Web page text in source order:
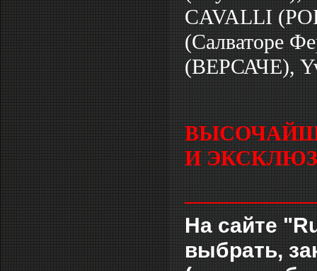
CAVALLI
(Салваторе
(ВЕРСАЧЕ),
И
На сайте
выбрать,